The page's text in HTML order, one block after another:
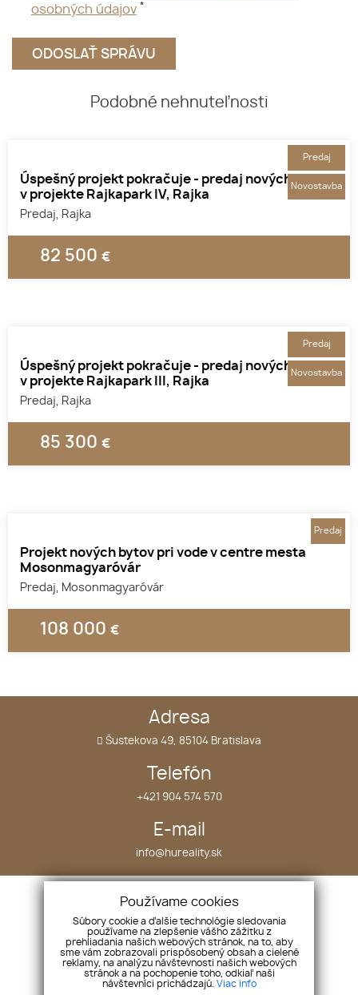
osobných údajov *
Podobné nehnuteľnosti
Úspešný projekt pokračuje - predaj nových bytov
v projekte Rajkapark IV, Rajka
Predaj, Rajka
82 500 €
Predaj
Novostavba
Úspešný projekt pokračuje - predaj nových bytov
v projekte Rajkapark III, Rajka
Predaj, Rajka
85 300 €
Predaj
Novostavba
Projekt nových bytov pri vode v centre mesta
Mosonmagyaróvár
Predaj, Mosonmagyaróvár
108 000 €
Predaj
Adresa
Šustekova 49, 85104 Bratislava
Telefón
+421 904 574 570
E-mail
info@hureality.sk
O nás
Náš tím
Služby
Vložte ponuku
Nehnuteľnosti
Projekty
Kontakt
Používame cookies
Súbory cookie a ďalšie technológie sledovania
používame na zlepšenie vášho zážitku z
prehliadania našich webových stránok, na to, aby
sme vám zobrazovali prispôsobený obsah a cielené
reklamy, na analýzu návštevnosti našich webových
stránok a na pochopenie toho, odkiaľ naši
návštevníci prichádzajú. Viac info